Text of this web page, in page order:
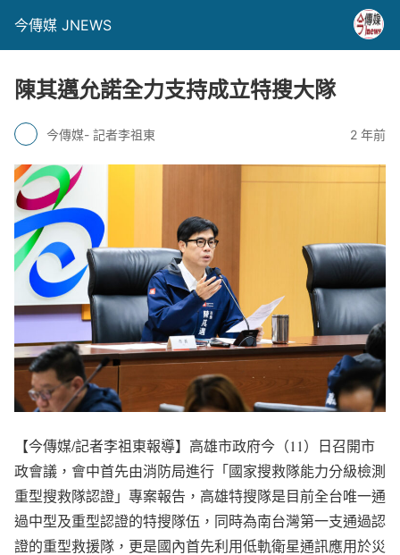
今傳媒 JNEWS
陳其邁允諾全力支持成立特搜大隊
今傳媒- 記者李祖東 2 年前
【今傳媒/記者李祖東報導】高雄市政府今（11）日召開市
政會議，會中首先由消防局進行「國家搜救隊能力分級檢測
重型搜救隊認證」專案報告，高雄特搜隊是目前全台唯一通
過中型及重型認證的特搜隊伍，同時為南台灣第一支通過認
證的重型救援隊，更是國內首先利用低軌衛星通訊應用於災